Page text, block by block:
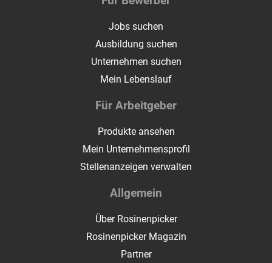
Jobs suchen
Ausbildung suchen
Unternehmen suchen
Mein Lebenslauf
Für Arbeitgeber
Produkte ansehen
Mein Unternehmensprofil
Stellenanzeigen verwalten
Allgemein
Über Rosinenpicker
Rosinenpicker Magazin
Partner